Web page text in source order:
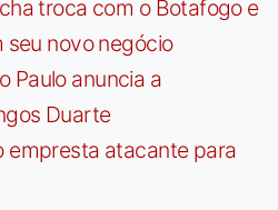
troca com o Botafogo e
seu novo negócio
Paulo anuncia a
Duarte
empresta atacante para